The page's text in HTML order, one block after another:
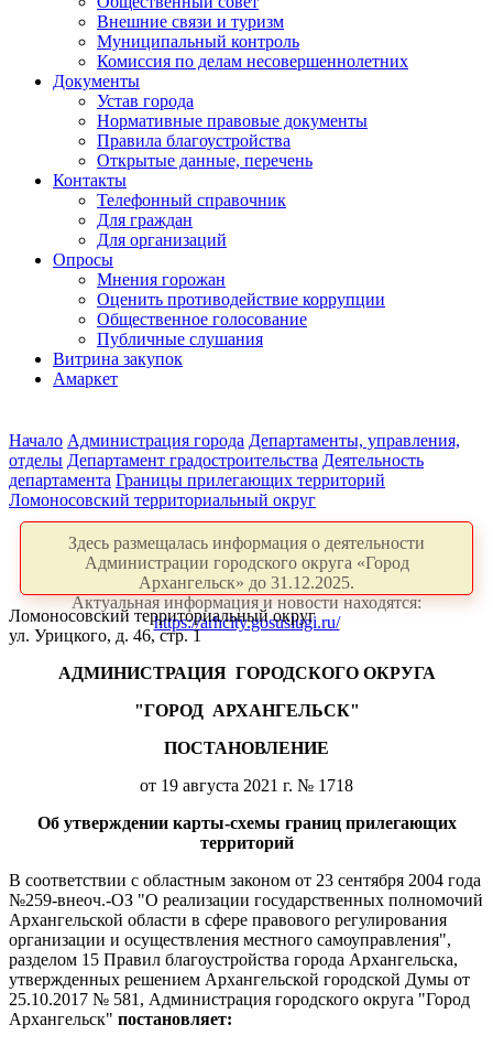
Внешние связи и туризм
Муниципальный контроль
Комиссия по делам несовершеннолетних
Документы
Устав города
Нормативные правовые документы
Правила благоустройства
Открытые данные, перечень
Контакты
Телефонный справочник
Для граждан
Для организаций
Опросы
Мнения горожан
Оценить противодействие коррупции
Общественное голосование
Публичные слушания
Витрина закупок
Амаркет
Начало Администрация города Департаменты, управления,
отделы Департамент градостроительства Деятельность
департамента Границы прилегающих территорий
Ломоносовский территориальный округ
Здесь размещалась информация о деятельности
Администрации городского округа «Город
Архангельск» до 31.12.2025.
Актуальная информация и новости находятся:
https://arhcity.gosuslugi.ru/
Ломоносовский территориальный округ
ул. Урицкого, д. 46, стр. 1
АДМИНИСТРАЦИЯ ГОРОДСКОГО ОКРУГА
"ГОРОД АРХАНГЕЛЬСК"
ПОСТАНОВЛЕНИЕ
от 19 августа 2021 г. № 1718
Об утверждении карты-схемы границ прилегающих
территорий
В соответствии с областным законом от 23 сентября 2004 года
№259-внеоч.-ОЗ "О реализации государственных полномочий
Архангельской области в сфере правового регулирования
организации и осуществления местного самоуправления",
разделом 15 Правил благоустройства города Архангельска,
утвержденных решением Архангельской городской Думы от
25.10.2017 № 581, Администрация городского округа "Город
Архангельск" постановляет: